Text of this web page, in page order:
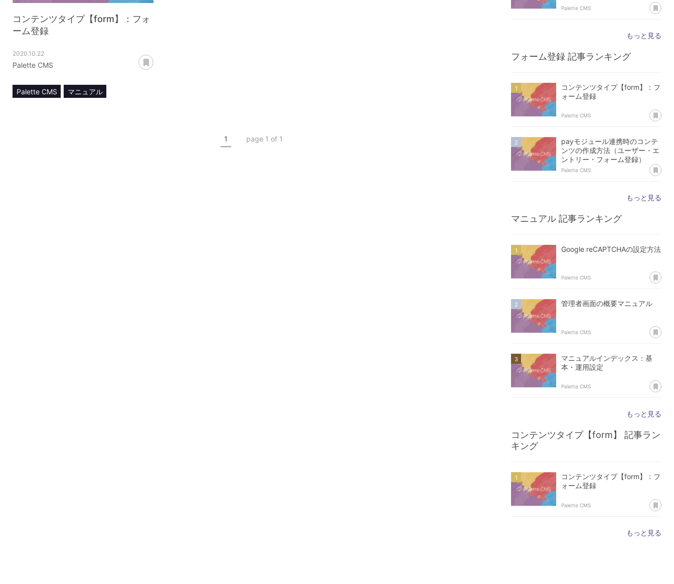
コンテンツタイプ【form】：フォ
ーム登録
2020.10.22
Palette CMS
Palette CMS
マニュアル
1 page 1 of 1
Palette CMS あ
もっと見る
フォーム登録 記事ランキング
コンテンツタイプ【form】：フ
ォーム登録
Palette CMS あ
payモジュール連携時のコンテ
ンツの作成方法（ユーザー・エ
ントリー・フォーム登録）
Palette CMS あ
もっと見る
マニュアル 記事ランキング
Google reCAPTCHAの設定方法
Palette CMS あ
管理者画面の概要マニュアル
Palette CMS あ
マニュアルインデックス：基
本・運用設定
Palette CMS あ
もっと見る
コンテンツタイプ【form】
記事ラン
キング
コンテンツタイプ【form】：フ
ォーム登録
Palette CMS あ
もっと見る